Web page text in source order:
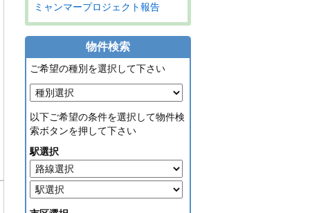
ミャンマープロジェクト報告
物件検索
ご希望の種別を選択して下さい
以下ご希望の条件を選択して物件検
索ボタンを押して下さい
駅選択